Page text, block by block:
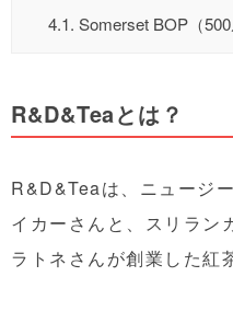
4.1. Somerset BOP（500
R&D&Teaとは？
R&D&Teaは、ニュージ
イカーさんと、スリラン
ラトネさんが創業した紅